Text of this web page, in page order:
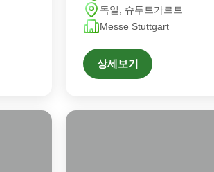
독일, 슈투트가르트
Messe Stuttgart
상세보기